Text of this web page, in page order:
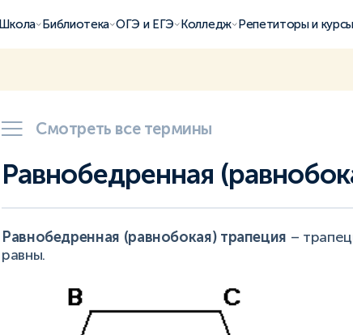
Школа Библиотека ОГЭ и ЕГЭ Колледж Репетиторы и
Смотреть все термины
Равнобедренная
Равнобедренная (равнобокая) трапеция –
равны.